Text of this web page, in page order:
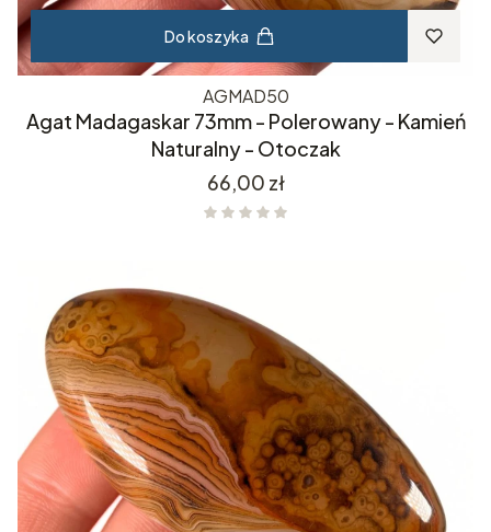
Do koszyka
AGMAD50
Agat Madagaskar 73mm - Polerowany - Kamień
Naturalny - Otoczak
Cena
66,00 zł